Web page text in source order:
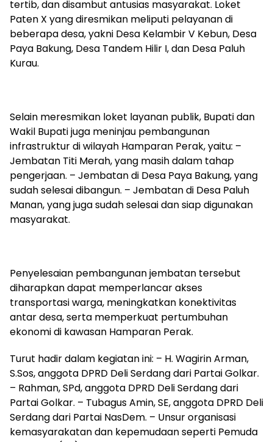
tertib, dan disambut antusias masyarakat. Loket
Paten X yang diresmikan meliputi pelayanan di
beberapa desa, yakni Desa Kelambir V Kebun, Desa
Paya Bakung, Desa Tandem Hilir I, dan Desa Paluh
Kurau.
Selain meresmikan loket layanan publik, Bupati dan
Wakil Bupati juga meninjau pembangunan
infrastruktur di wilayah Hamparan Perak, yaitu: –
Jembatan Titi Merah, yang masih dalam tahap
pengerjaan. – Jembatan di Desa Paya Bakung, yang
sudah selesai dibangun. – Jembatan di Desa Paluh
Manan, yang juga sudah selesai dan siap digunakan
masyarakat.
Penyelesaian pembangunan jembatan tersebut
diharapkan dapat memperlancar akses
transportasi warga, meningkatkan konektivitas
antar desa, serta memperkuat pertumbuhan
ekonomi di kawasan Hamparan Perak.
Turut hadir dalam kegiatan ini: – H. Wagirin Arman,
S.Sos, anggota DPRD Deli Serdang dari Partai Golkar.
– Rahman, SPd, anggota DPRD Deli Serdang dari
Partai Golkar. – Tubagus Amin, SE, anggota DPRD Deli
Serdang dari Partai NasDem. – Unsur organisasi
kemasyarakatan dan kepemudaan seperti Pemuda